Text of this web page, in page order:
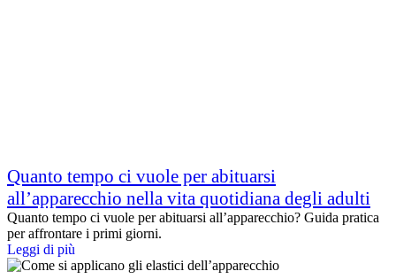
Quanto tempo ci vuole per abituarsi
all’apparecchio nella vita quotidiana degli adulti
Quanto tempo ci vuole per abituarsi all’apparecchio? Guida pratica
per affrontare i primi giorni.
Leggi di più